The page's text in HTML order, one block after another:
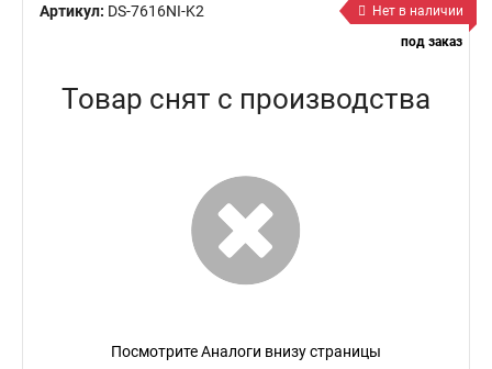
Артикул: DS-7616NI-K2
Нет в наличии
под заказ
Товар снят с производства
Посмотрите Аналоги внизу страницы